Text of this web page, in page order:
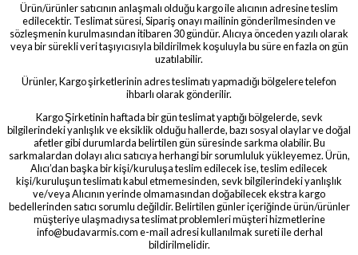
Ürün/ürünler satıcının anlaşmalı olduğu kargo ile alıcının adresine teslim
edilecektir. Teslimat süresi, Sipariş onayı mailinin gönderilmesinden ve
sözleşmenin kurulmasından itibaren 30 gündür. Alıcıya önceden yazılı olarak
veya bir sürekli veri taşıyıcısıyla bildirilmek koşuluyla bu süre en fazla on gün
uzatılabilir.
Ürünler, Kargo şirketlerinin adres teslimatı yapmadığı bölgelere telefon
ihbarlı olarak gönderilir.
Kargo Şirketinin haftada bir gün teslimat yaptığı bölgelerde, sevk
bilgilerindeki yanlışlık ve eksiklik olduğu hallerde, bazı sosyal olaylar ve doğal
afetler gibi durumlarda belirtilen gün süresinde sarkma olabilir. Bu
sarkmalardan dolayı alıcı satıcıya herhangi bir sorumluluk yükleyemez. Ürün,
Alıcı’dan başka bir kişi/kuruluşa teslim edilecek ise, teslim edilecek
kişi/kuruluşun teslimatı kabul etmemesinden, sevk bilgilerindeki yanlışlık
ve/veya Alıcının yerinde olmamasından doğabilecek ekstra kargo
bedellerinden satıcı sorumlu değildir. Belirtilen günler içeriğinde ürün/ürünler
müşteriye ulaşmadıysa teslimat problemleri müşteri hizmetlerine
info@budavarmis.come-mail adresi kullanılmak sureti ile derhal
bildirilmelidir.